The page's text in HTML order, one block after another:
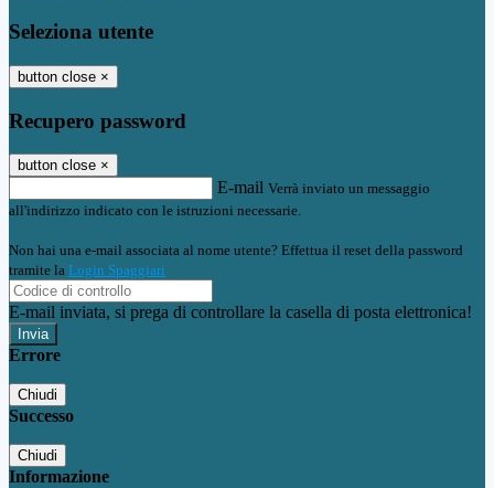
Seleziona utente
button close ×
Recupero password
button close ×
E-mail Verrà inviato un messaggio
all'indirizzo indicato con le istruzioni necessarie.
Non hai una e-mail associata al nome utente? Effettua il reset della password
tramite la Login Spaggiari
E-mail inviata, si prega di controllare la casella di posta elettronica!
Errore
Chiudi
Successo
Chiudi
Informazione